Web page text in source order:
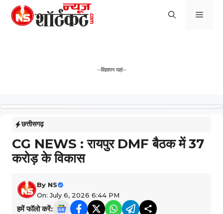
Skip
--विज्ञापन यहां--
छत्तीसगढ़
CG NEWS : रायपुर DMF बैठक में 37
करोड़ के विकास
By NS
On: July 6, 2026 6:44 PM
हमें फॉलो करें: